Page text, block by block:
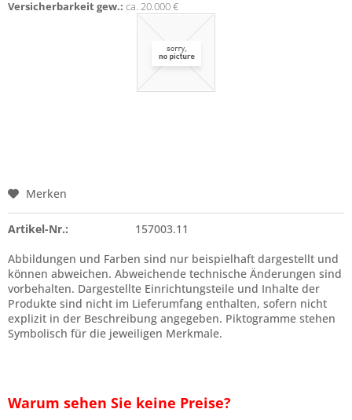
Versicherbarkeit gew.: ca. 20.000 €
Merken
Artikel-Nr.:
157003.11
Abbildungen und Farben sind nur beispielhaft dargestellt und
können abweichen. Abweichende technische Änderungen sind
vorbehalten. Dargestellte Einrichtungsteile und Inhalte der
Produkte sind nicht im Lieferumfang enthalten, sofern nicht
explizit in der Beschreibung angegeben. Piktogramme stehen
Symbolisch für die jeweiligen Merkmale.
Warum sehen Sie keine Preise?